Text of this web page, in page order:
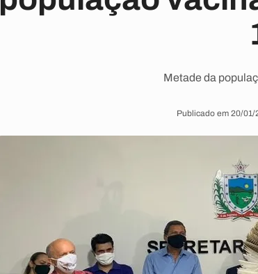
Metade da
Publicado em 20/